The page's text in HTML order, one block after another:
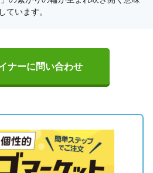
います。
ナーに問い合わせ